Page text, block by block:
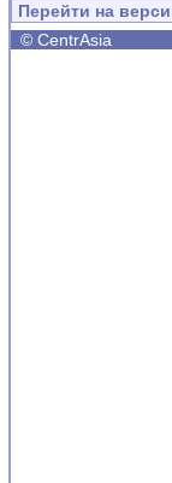
Перейти на
© CentrAsia